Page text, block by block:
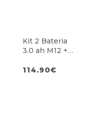
Kit 2 Bateria
3.0 ah M12 +
M12
114.90€